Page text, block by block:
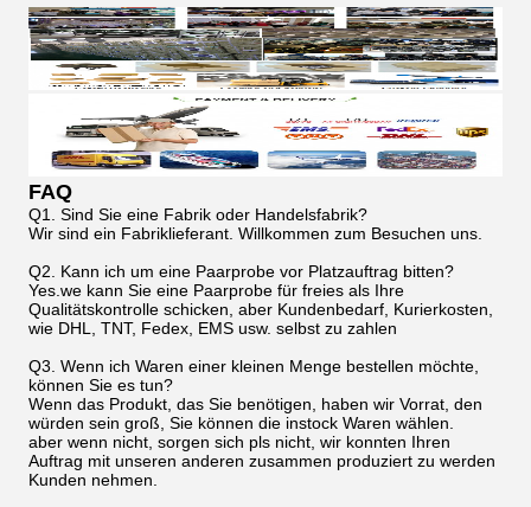
FAQ
Q1. Sind Sie eine Fabrik oder Handelsfabrik?
Wir sind ein Fabriklieferant. Willkommen zum Besuchen uns.
Q2. Kann ich um eine Paarprobe vor Platzauftrag bitten?
Yes.we kann Sie eine Paarprobe für freies als Ihre
Qualitätskontrolle schicken, aber Kundenbedarf, Kurierkosten,
wie DHL, TNT, Fedex, EMS usw. selbst zu zahlen
Q3. Wenn ich Waren einer kleinen Menge bestellen möchte,
können Sie es tun?
Wenn das Produkt, das Sie benötigen, haben wir Vorrat, den
würden sein groß, Sie können die instock Waren wählen.
aber wenn nicht, sorgen sich pls nicht, wir konnten Ihren
Auftrag mit unseren anderen zusammen produziert zu werden
Kunden nehmen.